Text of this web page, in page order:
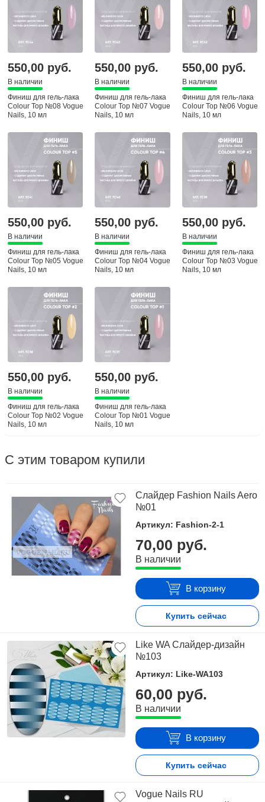
550,00 руб.
В наличии
Финиш для гель-лака
Colour Top №08 Vogue
Nails, 10 мл
550,00 руб.
В наличии
Финиш для гель-лака
Colour Top №07 Vogue
Nails, 10 мл
550,00 руб.
В наличии
Финиш для гель-лака
Colour Top №06 Vogue
Nails, 10 мл
550,00 руб.
В наличии
Финиш для гель-лака
Colour Top №05 Vogue
Nails, 10 мл
550,00 руб.
В наличии
Финиш для гель-лака
Colour Top №04 Vogue
Nails, 10 мл
550,00 руб.
В наличии
Финиш для гель-лака
Colour Top №03 Vogue
Nails, 10 мл
550,00 руб.
В наличии
Финиш для гель-лака
Colour Top №02 Vogue
Nails, 10 мл
550,00 руб.
В наличии
Финиш для гель-лака
Colour Top №01 Vogue
Nails, 10 мл
С этим товаром купили
Слайдер Fashion Nails Aero
№01
Артикул: Fashion-2-1
70,00 руб.
В наличии
В корзину
Купить сейчас
Like WA Слайдер-дизайн
№103
Артикул: Like-WA103
60,00 руб.
В наличии
В корзину
Купить сейчас
Vogue Nails RU